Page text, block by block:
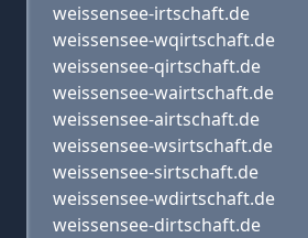
weissensee-irtschaft.de
weissensee-wqirtschaft.de
weissensee-qirtschaft.de
weissensee-wairtschaft.de
weissensee-airtschaft.de
weissensee-wsirtschaft.de
weissensee-sirtschaft.de
weissensee-wdirtschaft.de
weissensee-dirtschaft.de